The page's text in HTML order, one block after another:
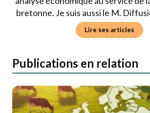
bretonne. Je suis aussi le M.
Lire ses articles
Publications en relation